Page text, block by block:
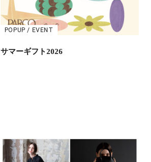
POPUP / EVENT
サマーギフト2026